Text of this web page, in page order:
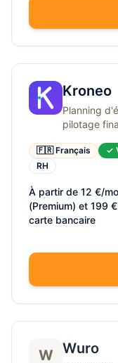
Kroneo
Planning
pilotage
🇫🇷 Français ✓
RH
À partir de 12 €/
(Premium) et 199
carte bancaire
W Wuro